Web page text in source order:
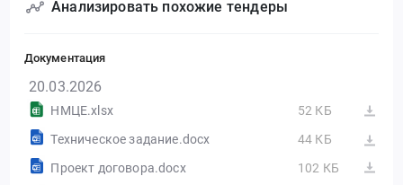
Анализировать похожие тендеры
Документация
20.03.2026
НМЦЕ.xlsx
52 КБ
Техническое задание.docx
44 КБ
Проект договора.docx
102 КБ